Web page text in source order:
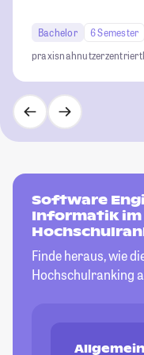
Bachelor
6 Semester
praxisnahnutzerzentriert
Software
Informatik im
Finde heraus, wie
Hochschulranking